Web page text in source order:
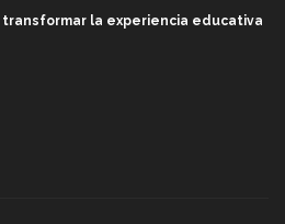
transformar la experiencia educativa